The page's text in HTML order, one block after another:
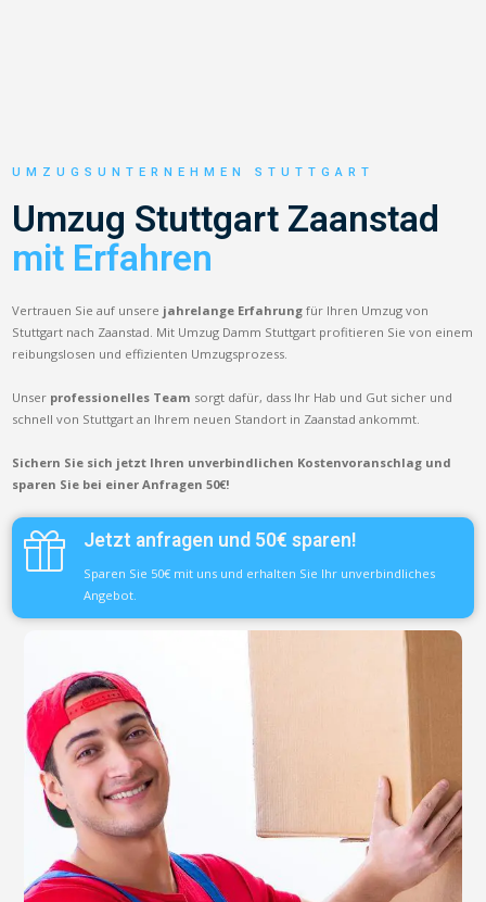
UMZUGSUNTERNEHMEN STUTTGART
Umzug Stuttgart Zaanstad
mit Erfahren
Vertrauen Sie auf unsere jahrelange Erfahrung für Ihren Umzug von
Stuttgart nach Zaanstad. Mit Umzug Damm Stuttgart profitieren Sie von einem
reibungslosen und effizienten Umzugsprozess.
Unser professionelles Team sorgt dafür, dass Ihr Hab und Gut sicher und
schnell von Stuttgart an Ihrem neuen Standort in Zaanstad ankommt.
Sichern Sie sich jetzt Ihren unverbindlichen Kostenvoranschlag und
sparen Sie bei einer Anfragen 50€!
Jetzt anfragen und 50€ sparen!
Sparen Sie 50€ mit uns und erhalten Sie Ihr unverbindliches
Angebot.